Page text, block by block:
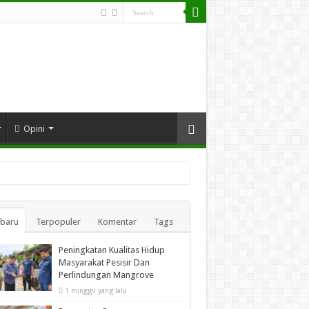
Opini
Terpopuler Komentar Tags
Peningkatan Kualitas Hidup
Masyarakat Pesisir Dan
Perlindungan Mangrove
1 minggu yang lalu